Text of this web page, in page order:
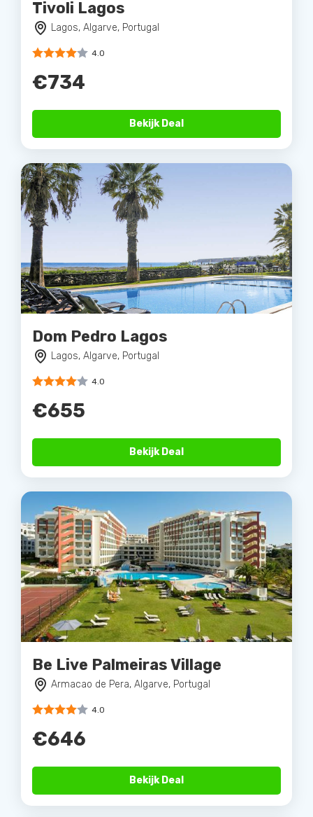
Tivoli Lagos
Lagos, Algarve, Portugal
4.0
€734
Bekijk Deal
Dom Pedro Lagos
Lagos, Algarve, Portugal
4.0
€655
Bekijk Deal
Be Live Palmeiras Village
Armacao de Pera, Algarve, Portugal
4.0
€646
Bekijk Deal